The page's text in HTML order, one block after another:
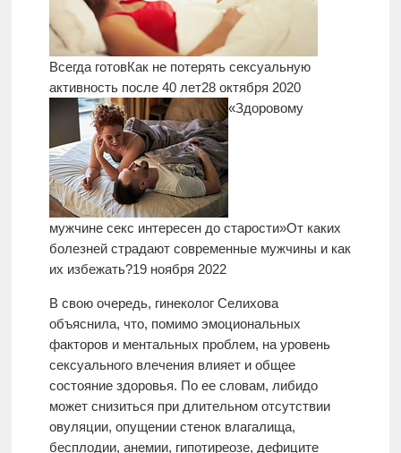
Всегда готовКак не потерять сексуальную
активность после 40 лет28 октября 2020
«Здоровому
мужчине секс интересен до старости»От каких
болезней страдают современные мужчины и как
их избежать?19 ноября 2022
В свою очередь, гинеколог Селихова
объяснила, что, помимо эмоциональных
факторов и ментальных проблем, на уровень
сексуального влечения влияет и общее
состояние здоровья. По ее словам, либидо
может снизиться при длительном отсутствии
овуляции, опущении стенок влагалища,
бесплодии, анемии, гипотиреозе, дефиците